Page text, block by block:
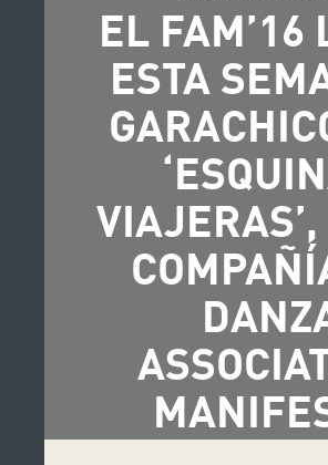
EL FAM’16
ESTA